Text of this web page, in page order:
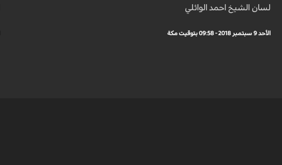
لسان الشيخ احمد الوائلي
الأحد 9 سبتمبر 2018 - 09:58 بتوقيت مكة